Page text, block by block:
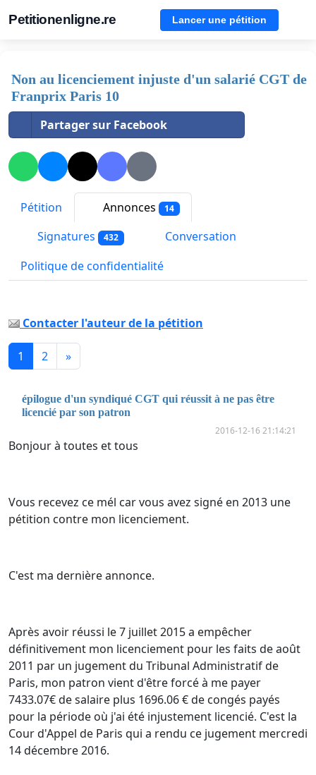
Petitionenligne.re Lancer une pétition
Non au licenciement injuste d'un salarié CGT de
Franprix Paris 10
Partager sur Facebook
Pétition Annonces 14
Signatures 432
Conversation
Politique de confidentialité
Contacter l'auteur de la pétition
1 2 »
épilogue d'un syndiqué CGT qui réussit à ne pas être
licencié par son patron
2016-12-16 21:14:21
Bonjour à toutes et tous
Vous recevez ce mél car vous avez signé en 2013 une
pétition contre mon licenciement.
C'est ma dernière annonce.
Après avoir réussi le 7 juillet 2015 a empêcher
définitivement mon licenciement pour les faits de août
2011 par un jugement du Tribunal Administratif de
Paris, mon patron vient d'être forcé à me payer
7433.07€ de salaire plus 1696.06 € de congés payés
pour la période où j'ai été injustement licencié. C'est la
Cour d'Appel de Paris qui a rendu ce jugement mercredi
14 décembre 2016.